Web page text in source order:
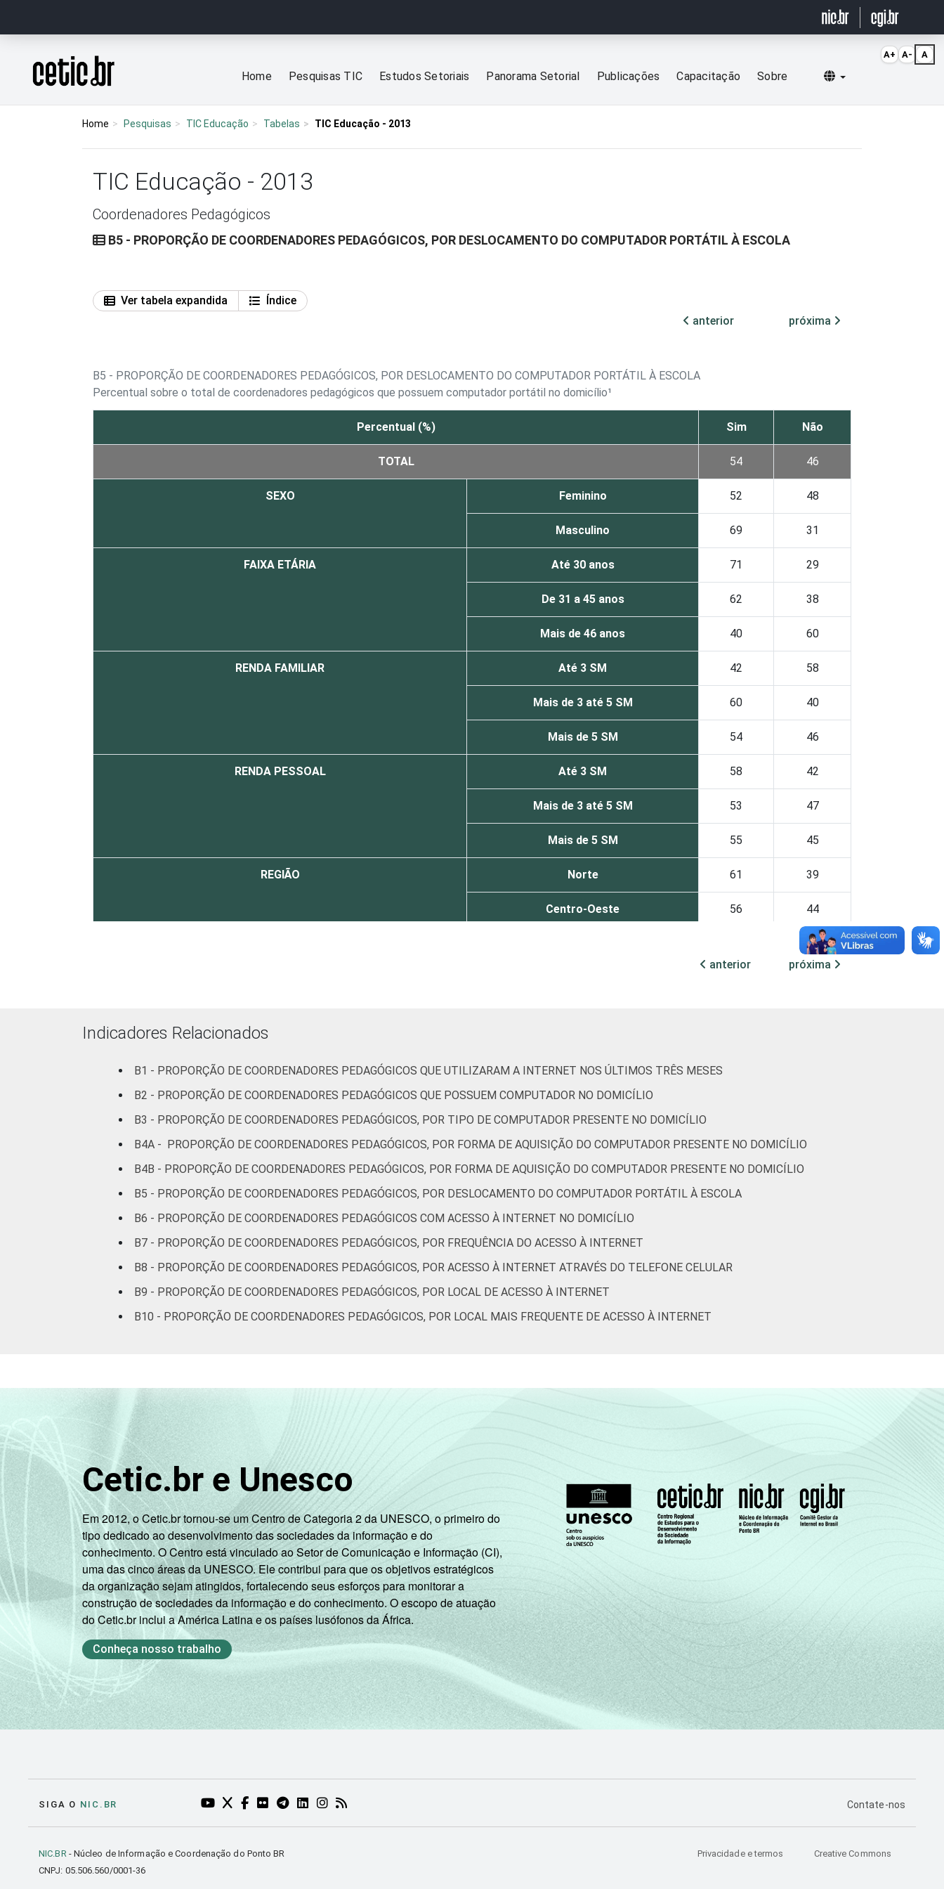
Página inicial
Home Pesquisas TIC Estudos Setoriais Panorama Setorial Publicações Capacitação Sobre Selecionar idioma
Home Pesquisas TIC Educação Tabelas TIC Educação - 2013
TIC Educação - 2013
Coordenadores Pedagógicos
B5 - PROPORÇÃO DE COORDENADORES PEDAGÓGICOS, POR DESLOCAMENTO DO COMPUTADOR PORTÁTIL À ESCOLA
Ver tabela expandida
Índice
anterior
próxima
B5 - PROPORÇÃO DE COORDENADORES PEDAGÓGICOS, POR DESLOCAMENTO DO COMPUTADOR PORTÁTIL À ESCOLA
Percentual sobre o total de coordenadores pedagógicos que possuem computador portátil no domicílio¹
Percentual (%) Sim Não
TOTAL 54 46
SEXO Feminino 52 48
Masculino 69 31
FAIXA ETÁRIA Até 30 anos 71 29
De 31 a 45 anos 62 38
Mais de 46 anos 40 60
RENDA FAMILIAR Até 3 SM 42 58
Mais de 3 até 5 SM 60 40
Mais de 5 SM 54 46
RENDA PESSOAL Até 3 SM 58 42
Mais de 3 até 5 SM 53 47
Mais de 5 SM 55 45
REGIÃO Norte 61 39
Centro-Oeste 56 44
41
Total — Públicas
Particular 51 49
¹ Base: 725 coordenadores pedagógicos que possuem computador portátil no domicílio. Dados coletados entre setembro e dezembro de 2013.
Fonte: NIC.br - set 2013 / dez 2013
anterior próxima
Indicadores Relacionados
B1 - PROPORÇÃO DE COORDENADORES PEDAGÓGICOS QUE UTILIZARAM A INTERNET NOS ÚLTIMOS TRÊS MESES
B2 - PROPORÇÃO DE COORDENADORES PEDAGÓGICOS QUE POSSUEM COMPUTADOR NO DOMICÍLIO
B3 - PROPORÇÃO DE COORDENADORES PEDAGÓGICOS, POR TIPO DE COMPUTADOR PRESENTE NO DOMICÍLIO
B4A - PROPORÇÃO DE COORDENADORES PEDAGÓGICOS, POR FORMA DE AQUISIÇÃO DO COMPUTADOR PRESENTE NO DOMICÍLIO
B4B - PROPORÇÃO DE COORDENADORES PEDAGÓGICOS, POR FORMA DE AQUISIÇÃO DO COMPUTADOR PRESENTE NO DOMICÍLIO
B5 - PROPORÇÃO DE COORDENADORES PEDAGÓGICOS, POR DESLOCAMENTO DO COMPUTADOR PORTÁTIL À ESCOLA
B6 - PROPORÇÃO DE COORDENADORES PEDAGÓGICOS COM ACESSO À INTERNET NO DOMICÍLIO
B7 - PROPORÇÃO DE COORDENADORES PEDAGÓGICOS, POR FREQUÊNCIA DO ACESSO À INTERNET
B8 - PROPORÇÃO DE COORDENADORES PEDAGÓGICOS, POR ACESSO À INTERNET ATRAVÉS DO TELEFONE CELULAR
B9 - PROPORÇÃO DE COORDENADORES PEDAGÓGICOS, POR LOCAL DE ACESSO À INTERNET
B10 - PROPORÇÃO DE COORDENADORES PEDAGÓGICOS, POR LOCAL MAIS FREQUENTE DE ACESSO À INTERNET
Cetic.br e Unesco
Em 2012, o Cetic.br tornou-se um Centro de Categoria 2 da UNESCO, o primeiro do
tipo dedicado ao desenvolvimento das sociedades da informação e do
conhecimento. O Centro está vinculado ao Setor de Comunicação e Informação (CI),
uma das cinco áreas da UNESCO. Ele contribui para que os objetivos estratégicos
da organização sejam atingidos, fortalecendo seus esforços para monitorar a
construção de sociedades da informação e do conhecimento. O escopo de atuação
do Cetic.br inclui a América Latina e os países lusófonos da África.
Conheça nosso trabalho
SIGA O NIC.BR YOUTUBE DO NIC.BR (ABRE EM NOVA ABA)
TWITTER DO NIC.BR (ABRE EM NOVA ABA)
FACEBOOK DO NIC.BR (ABRE EM NOVA ABA)
FLICKR DO NIC.BR (ABRE EM NOVA ABA)
TELEGRAM DO NIC.BR (ABRE EM NOVA ABA)
LINKEDIN DO NIC.BR (ABRE EM NOVA ABA)
INSTAGRAM DO NIC.BR (ABRE EM NOVA ABA)
RSS DO NIC.BR (ABRE EM NOVA ABA) PÁGINA DE
Contate-nos
NIC.BR- Núcleo de Informação e Coordenação do Ponto BR
CNPJ: 05.506.560/0001-36
Privacidade e termos Creative Commons
A+ A- A